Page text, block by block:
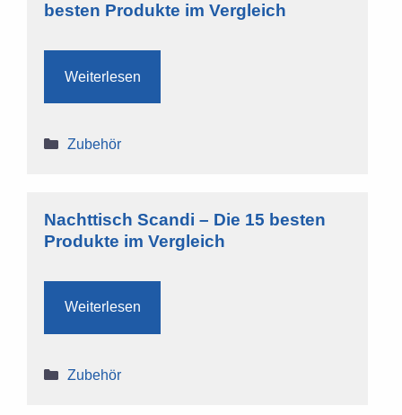
besten Produkte im Vergleich
Weiterlesen
Kategorien
Zubehör
Nachttisch Scandi – Die 15 besten
Produkte im Vergleich
Weiterlesen
Kategorien
Zubehör